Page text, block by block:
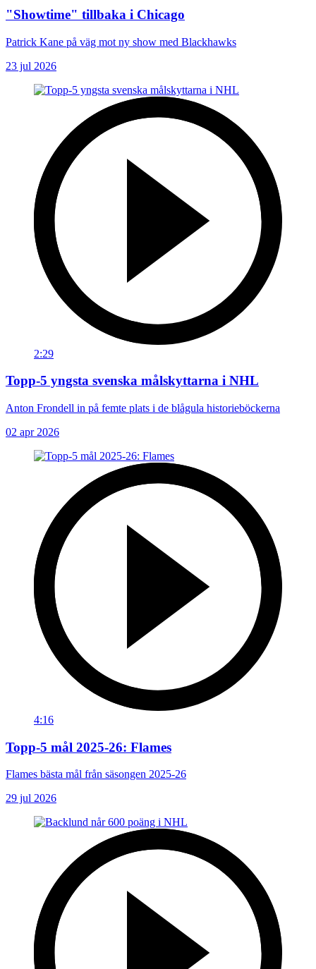
"Showtime" tillbaka i Chicago
Patrick Kane på väg mot ny show med Blackhawks
23 jul 2026
2:29
Topp-5 yngsta svenska målskyttarna i NHL
Anton Frondell in på femte plats i de blågula historieböckerna
02 apr 2026
4:16
Topp-5 mål 2025-26: Flames
Flames bästa mål från säsongen 2025-26
29 jul 2026